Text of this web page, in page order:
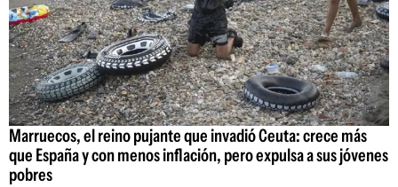
Marruecos, el reino pujante que invadió Ceuta: crece más
que España y con menos inflación, pero expulsa a sus jóvenes
pobres